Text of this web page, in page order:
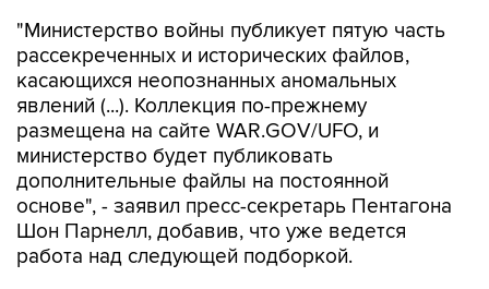
"Министерство войны публикует пятую часть
рассекреченных и исторических файлов,
касающихся неопознанных аномальных
явлений (...). Коллекция по-прежнему
размещена на сайте WAR.GOV/UFO, и
министерство будет публиковать
дополнительные файлы на постоянной
основе", - заявил пресс-секретарь Пентагона
Шон Парнелл, добавив, что уже ведется
работа над следующей подборкой.